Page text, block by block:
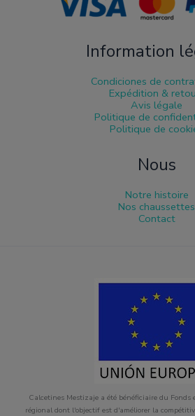
Information
Condiciones de
Expédition &
Avis légale
Politique de
Politique de
Nous
Notre histoire
Nos chaussettes
Contact
Calcetines Mestizaje a été bénéficiaire du Fonds
régional dont l'objectif est d'améliorer la